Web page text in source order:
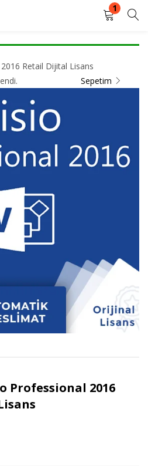
1
KAYIT OL
Şifrenizi mi unuttunuz?
Retail Dijital Lisans
Sepetim
Professional 2016